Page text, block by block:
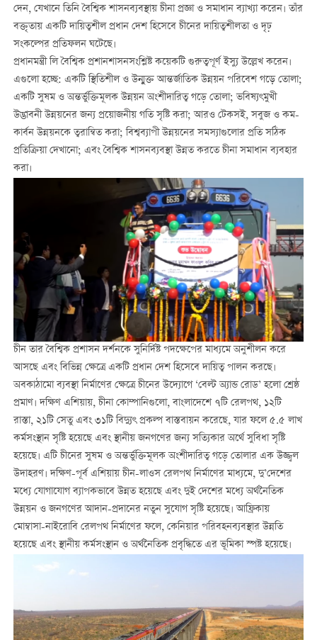
দেন, যেখানে তিনি বৈশ্বিক শাসনব্যবস্থায় চীনা প্রজ্ঞা ও সমাধান ব্যাখ্যা করেন। তাঁর
বক্তৃতায় একটি দায়িত্বশীল প্রধান দেশ হিসেবে চীনের দায়িত্বশীলতা ও দৃঢ়
সংকল্পের প্রতিফলন ঘটেছে।
প্রধানমন্ত্রী লি বৈশ্বিক প্রশানশাসনসংশ্লিষ্ট কয়েকটি গুরুত্বপূর্ণ ইস্যু উল্লেখ করেন।
এগুলো হচ্ছে: একটি স্থিতিশীল ও উন্মুক্ত আন্তর্জাতিক উন্নয়ন পরিবেশ গড়ে তোলা;
একটি সুষম ও অন্তর্ভুক্তিমূলক উন্নয়ন অংশীদারিত্ব গড়ে তোলা; ভবিষ্যৎমুখী
উদ্ভাবনী উন্নয়নের জন্য প্রয়োজনীয় গতি সৃষ্টি করা; আরও টেকসই, সবুজ ও কম-
কার্বন উন্নয়নকে ত্বরান্বিত করা; বিশ্বব্যাপী উন্নয়নের সমস্যাগুলোর প্রতি সঠিক
প্রতিক্রিয়া দেখানো; এবং বৈশ্বিক শাসনব্যবস্থা উন্নত করতে চীনা সমাধান ব্যবহার
করা।
চীন তার বৈশ্বিক প্রশাসন দর্শনকে সুনির্দিষ্ট পদক্ষেপের মাধ্যমে অনুশীলন করে
আসছে এবং বিভিন্ন ক্ষেত্রে একটি প্রধান দেশ হিসেবে দায়িত্ব পালন করছে।
অবকাঠামো ব্যবস্থা নির্মাণের ক্ষেত্রে চীনের উদ্যোগে ‘বেল্ট অ্যান্ড রোড’ হলো শ্রেষ্ঠ
প্রমাণ। দক্ষিণ এশিয়ায়, চীনা কোম্পানিগুলো, বাংলাদেশে ৭টি রেলপথ, ১২টি
রাস্তা, ২১টি সেতু এবং ৩১টি বিদ্যুৎ প্রকল্প বাস্তবায়ন করেছে, যার ফলে ৫.৫ লাখ
কর্মসংস্থান সৃষ্টি হয়েছে এবং স্থানীয় জনগণের জন্য সত্যিকার অর্থে সুবিধা সৃষ্টি
হয়েছে। এটি চীনের সুষম ও অন্তর্ভুক্তিমূলক অংশীদারিত্ব গড়ে তোলার এক উজ্জ্বল
উদাহরণ। দক্ষিণ-পূর্ব এশিয়ায় চীন-লাওস রেলপথ নির্মাণের মাধ্যমে, দু’দেশের
মধ্যে যোগাযোগ ব্যাপকভাবে উন্নত হয়েছে এবং দুই দেশের মধ্যে অর্থনৈতিক
উন্নয়ন ও জনগণের আদান-প্রদানের নতুন সুযোগ সৃষ্টি হয়েছে। আফ্রিকায়
মোম্বাসা-নাইরোবি রেলপথ নির্মাণের ফলে, কেনিয়ার পরিবহনব্যবস্থার উন্নতি
হয়েছে এবং স্থানীয় কর্মসংস্থান ও অর্থনৈতিক প্রবৃদ্ধিতে এর ভূমিকা স্পষ্ট হয়েছে।